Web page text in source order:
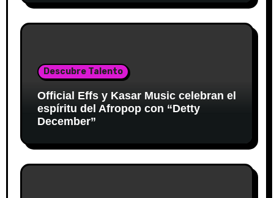
Descubre Talento
Official Effs y Kasar Music celebran el
espíritu del Afropop con “Detty
December”